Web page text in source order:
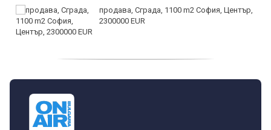
продава, Сграда, 1100 m2 София, Център,
2300000 EUR